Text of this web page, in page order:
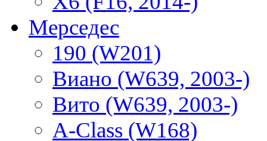
Мерседес
190 (W201)
Виано (W639, 2003-)
Вито (W639, 2003-)
A-Class (W168)